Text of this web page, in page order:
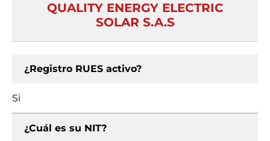
QUALITY ENERGY ELECTRIC
SOLAR S.A.S
¿Registro RUES activo?
Si
¿Cuál es su NIT?